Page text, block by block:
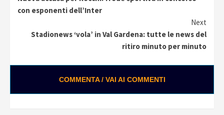
Reading
con esponenti dell’Inter
Next
Stadionews ‘vola’ in Val Gardena: tutte le news del
ritiro minuto per minuto
COMMENTA / VAI AI COMMENTI